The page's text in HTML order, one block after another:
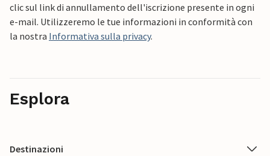
clic sul link di annullamento dell'iscrizione presente in ogni
e-mail. Utilizzeremo le tue informazioni in conformità con
la nostra Informativa sulla privacy.
Esplora
Destinazioni